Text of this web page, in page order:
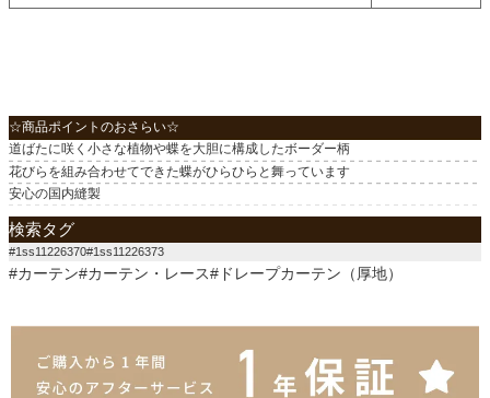
☆商品ポイントのおさらい☆
道ばたに咲く小さな植物や蝶を大胆に構成したボーダー柄
花びらを組み合わせてできた蝶がひらひらと舞っています
安心の国内縫製
検索タグ
#1ss11226370#1ss11226373
#カーテン#カーテン・レース#ドレープカーテン（厚地）